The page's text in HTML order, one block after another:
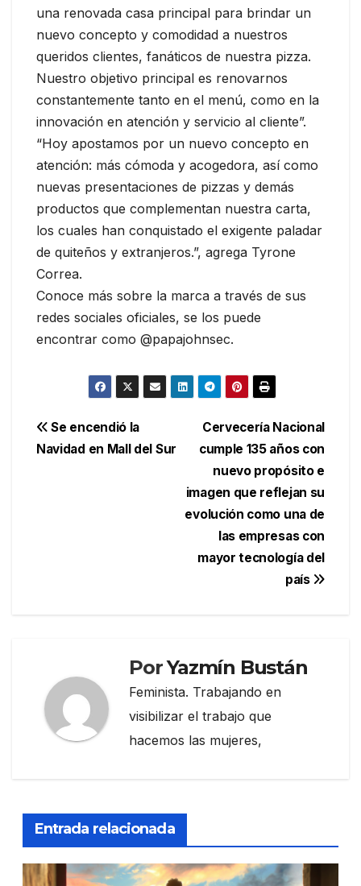
una renovada casa principal para brindar un
nuevo concepto y comodidad a nuestros
queridos clientes, fanáticos de nuestra pizza.
Nuestro objetivo principal es renovarnos
constantemente tanto en el menú, como en la
innovación en atención y servicio al cliente”.
“Hoy apostamos por un nuevo concepto en
atención: más cómoda y acogedora, así como
nuevas presentaciones de pizzas y demás
productos que complementan nuestra carta,
los cuales han conquistado el exigente paladar
de quiteños y extranjeros.”, agrega Tyrone
Correa.
Conoce más sobre la marca a través de sus
redes sociales oficiales, se los puede
encontrar como @papajohnsec.
Navegación
Cervecería Nacional
cumple 135 años con
nuevo propósito e
imagen que reflejan su
evolución como una de
las empresas con
mayor tecnología del
país
Se encendió la
Navidad en Mall del Sur
PorYazmín Bustán
Feminista. Trabajando en
visibilizar el trabajo que
hacemos las mujeres,
Entrada relacionada